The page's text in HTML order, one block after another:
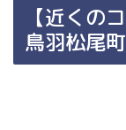
【近くの
鳥羽松尾